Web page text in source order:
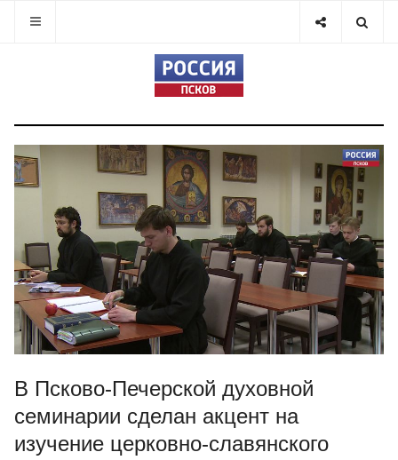
В Псково-Печерской духовной
семинарии сделан акцент на
изучение церковно-славянского